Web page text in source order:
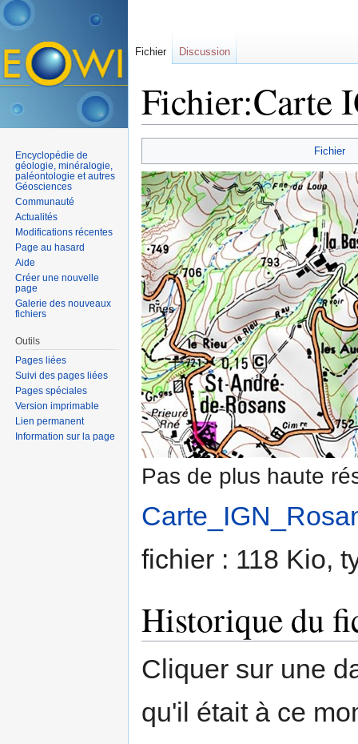
Fichier:Carte
Fichier
Pas de plus haute
fichier : 118 Kio,
Historique du
Cliquer sur une
qu'il était à ce
Fichier Discussion
Encyclopédie de
géologie, minéralogie,
paléontologie et autres
Géosciences
Communauté
Actualités
Modifications récentes
Page au hasard
Aide
Créer une nouvelle
page
Galerie des nouveaux
fichiers
Outils
Pages liées
Suivi des pages liées
Pages spéciales
Version imprimable
Lien permanent
Information sur la page